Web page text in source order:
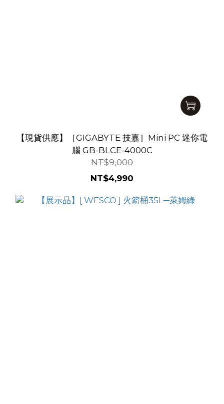
【現貨供應】［GIGABYTE 技嘉］Mini PC 迷你電
腦 GB-BLCE-4000C
NT$9,000
NT$4,990